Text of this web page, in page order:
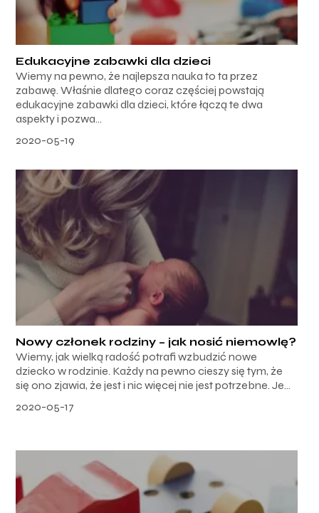
Edukacyjne zabawki dla dzieci
Wiemy na pewno, że najlepsza nauka to ta przez
zabawę. Właśnie dlatego coraz częściej powstają
edukacyjne zabawki dla dzieci, które łączą te dwa
aspekty i pozwa...
2020-05-19
Nowy członek rodziny – jak nosić niemowlę?
Wiemy, jak wielką radość potrafi wzbudzić nowe
dziecko w rodzinie. Każdy na pewno cieszy się tym, że
się ono zjawia, że jest i nic więcej nie jest potrzebne. Je...
2020-05-17